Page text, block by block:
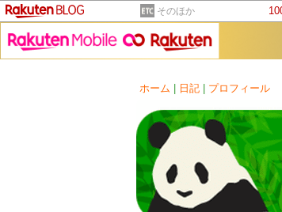
そのほか
ホーム
日記 プロフィール